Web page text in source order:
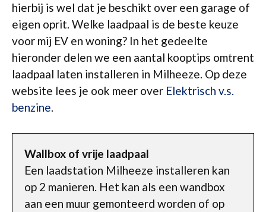
hierbij is wel dat je beschikt over een garage of
eigen oprit. Welke laadpaal is de beste keuze
voor mij EV en woning? In het gedeelte
hieronder delen we een aantal kooptips omtrent
laadpaal laten installeren in Milheeze. Op deze
website lees je ook meer over Elektrisch v.s.
benzine.
Wallbox of vrije laadpaal
Een laadstation Milheeze installeren kan
op 2 manieren. Het kan als een wandbox
aan een muur gemonteerd worden of op